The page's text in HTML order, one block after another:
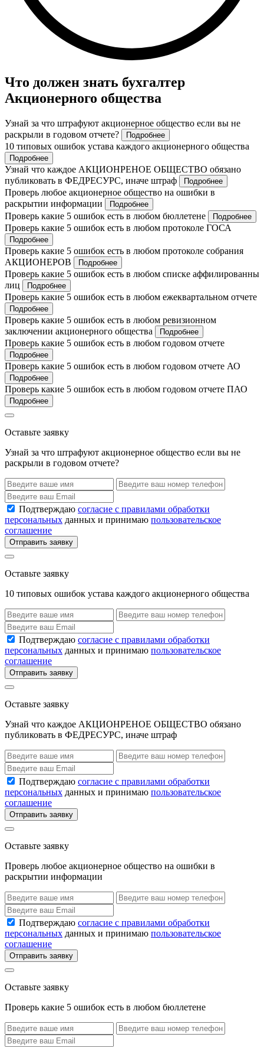
Что должен знать бухгалтер
Акционерного общества
Узнай за что штрафуют акционерное общество если вы не
раскрыли в годовом отчете?
Подробнее
10 типовых ошибок устава каждого акционерного общества
Подробнее
Узнай что каждое АКЦИОНРЕНОЕ ОБЩЕСТВО обязано
публиковать в ФЕДРЕСУРС, иначе штраф
Подробнее
Проверь любое акционерное общество на ошибки в
раскрытии информации
Подробнее
Проверь какие 5 ошибок есть в любом бюллетене Подробнее
Проверь какие 5 ошибок есть в любом протоколе ГОСА
Подробнее
Проверь какие 5 ошибок есть в любом протоколе собрания
АКЦИОНЕРОВ
Подробнее
Проверь какие 5 ошибок есть в любом списке аффилированны
лиц
Подробнее
Проверь какие 5 ошибок есть в любом ежеквартальном отчете
Подробнее
Проверь какие 5 ошибок есть в любом ревизионном
заключении акционерного общества
Подробнее
Проверь какие 5 ошибок есть в любом годовом отчете
Подробнее
Проверь какие 5 ошибок есть в любом годовом отчете АО
Подробнее
Проверь какие 5 ошибок есть в любом годовом отчете ПАО
Подробнее
Оставьте заявку
Узнай за что штрафуют акционерное общество если вы не
раскрыли в годовом отчете?
Подтверждаю согласие с правилами обработки
персональных данных и принимаю пользовательское
соглашение
Отправить заявку
Оставьте заявку
10 типовых ошибок устава каждого акционерного общества
Подтверждаю согласие с правилами обработки
персональных данных и принимаю пользовательское
соглашение
Отправить заявку
Оставьте заявку
Узнай что каждое АКЦИОНРЕНОЕ ОБЩЕСТВО обязано
публиковать в ФЕДРЕСУРС, иначе штраф
Подтверждаю согласие с правилами обработки
персональных данных и принимаю пользовательское
соглашение
Отправить заявку
Оставьте заявку
Проверь любое акционерное общество на ошибки в
раскрытии информации
Подтверждаю согласие с правилами обработки
персональных данных и принимаю пользовательское
соглашение
Отправить заявку
Оставьте заявку
Проверь какие 5 ошибок есть в любом бюллетене